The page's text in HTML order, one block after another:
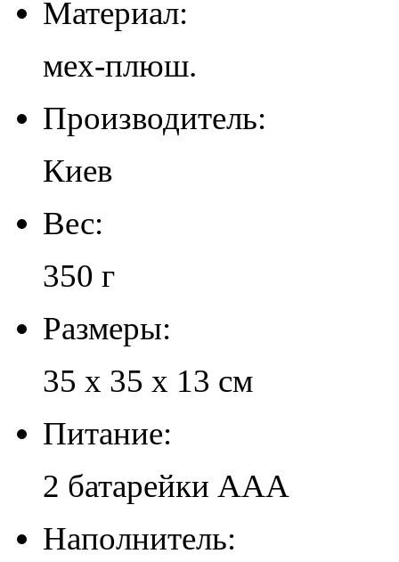
Материал:
мех-плюш.
Производитель:
Киев
Вес:
350 г
Размеры:
35 х 35 х 13 см
Питание:
2 батарейки ААА
Наполнитель: